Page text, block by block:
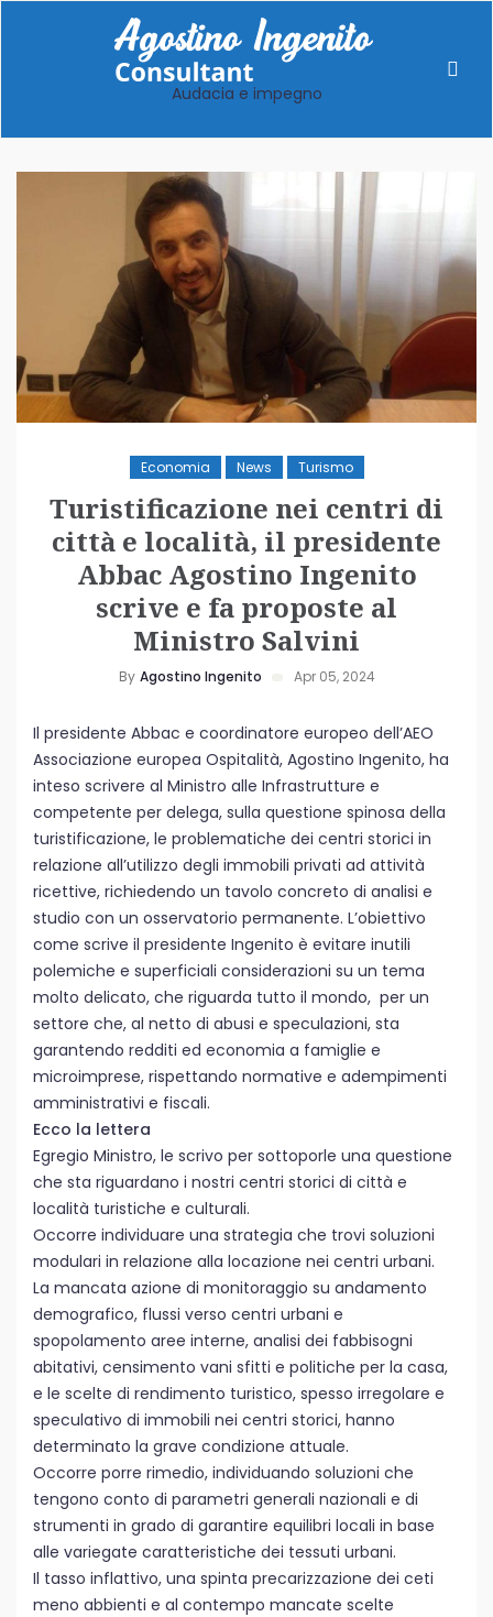
Audacia e impegno
Economia News Turismo
Turistificazione nei centri di
città e località, il presidente
Abbac Agostino Ingenito
scrive e fa proposte al
Ministro Salvini
By Agostino Ingenito Apr 05, 2024
Il presidente Abbac e coordinatore europeo dell’AEO
Associazione europea Ospitalità, Agostino Ingenito, ha
inteso scrivere al Ministro alle Infrastrutture e
competente per delega, sulla questione spinosa della
turistificazione, le problematiche dei centri storici in
relazione all’utilizzo degli immobili privati ad attività
ricettive, richiedendo un tavolo concreto di analisi e
studio con un osservatorio permanente. L’obiettivo
come scrive il presidente Ingenito è evitare inutili
polemiche e superficiali considerazioni su un tema
molto delicato, che riguarda tutto il mondo, per un
settore che, al netto di abusi e speculazioni, sta
garantendo redditi ed economia a famiglie e
microimprese, rispettando normative e adempimenti
amministrativi e fiscali.
Ecco la lettera
Egregio Ministro, le scrivo per sottoporle una questione
che sta riguardano i nostri centri storici di città e
località turistiche e culturali.
Occorre individuare una strategia che trovi soluzioni
modulari in relazione alla locazione nei centri urbani.
La mancata azione di monitoraggio su andamento
demografico, flussi verso centri urbani e
spopolamento aree interne, analisi dei fabbisogni
abitativi, censimento vani sfitti e politiche per la casa,
e le scelte di rendimento turistico, spesso irregolare e
speculativo di immobili nei centri storici, hanno
determinato la grave condizione attuale.
Occorre porre rimedio, individuando soluzioni che
tengono conto di parametri generali nazionali e di
strumenti in grado di garantire equilibri locali in base
alle variegate caratteristiche dei tessuti urbani.
Il tasso inflattivo, una spinta precarizzazione dei ceti
meno abbienti e al contempo mancate scelte